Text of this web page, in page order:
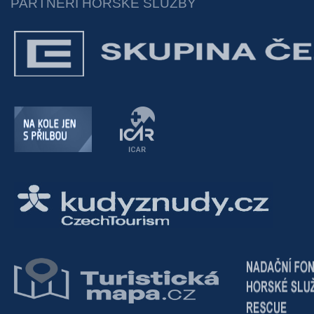
PARTNEŘI HORSKÉ SLUŽBY